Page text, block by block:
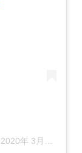
2020年 3月月23日午後12時20分PDT